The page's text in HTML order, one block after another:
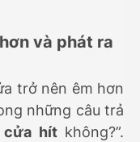
và phát ra
trở nên êm hơn
những câu trả
cửa hít không?”.